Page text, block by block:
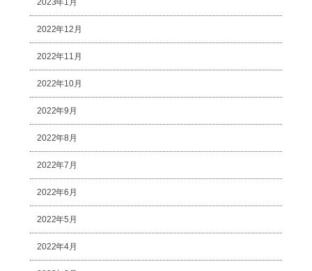
2023年1月
2022年12月
2022年11月
2022年10月
2022年9月
2022年8月
2022年7月
2022年6月
2022年5月
2022年4月